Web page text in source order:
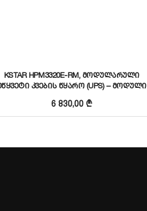
KSTAR HPM3320E-RM, მოდულარული
კვების წყარო (UPS) – მოდული
6 830,00 ₾